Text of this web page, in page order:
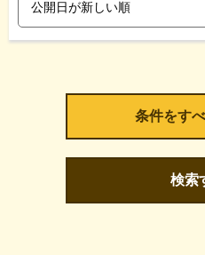
検索